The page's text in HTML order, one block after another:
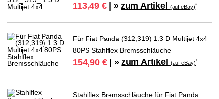
113,49 € | » zum Artikel(auf eBay)*
Für Fiat Panda (312,319) 1.3 D Multijet 4x4
80PS Stahlflex Bremsschläuche
154,90 € | » zum Artikel(auf eBay)*
Stahlflex Bremsschläuche für Fiat Panda